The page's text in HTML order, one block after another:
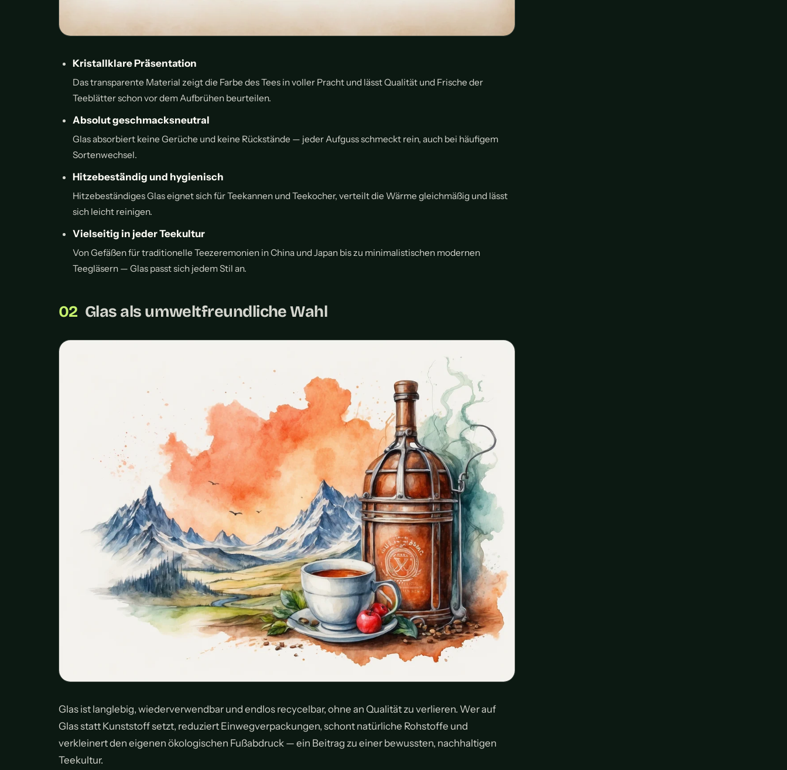
Kristallklare Präsentation
Das transparente Material zeigt die Farbe des Tees in voller Pracht und lässt Qualität und Frische der
Teeblätter schon vor dem Aufbrühen beurteilen.
Absolut geschmacksneutral
Glas absorbiert keine Gerüche und keine Rückstände — jeder Aufguss schmeckt rein, auch bei häufigem
Sortenwechsel.
Hitzebeständig und hygienisch
Hitzebeständiges Glas eignet sich für Teekannen und Teekocher, verteilt die Wärme gleichmäßig und lässt
sich leicht reinigen.
Vielseitig in jeder Teekultur
Von Gefäßen für traditionelle Teezeremonien in China und Japan bis zu minimalistischen modernen
Teegläsern — Glas passt sich jedem Stil an.
Glas als umweltfreundliche Wahl
Glas ist langlebig, wiederverwendbar und endlos recycelbar, ohne an Qualität zu verlieren. Wer auf
Glas statt Kunststoff setzt, reduziert Einwegverpackungen, schont natürliche Rohstoffe und
verkleinert den eigenen ökologischen Fußabdruck — ein Beitrag zu einer bewussten, nachhaltigen
Teekultur.